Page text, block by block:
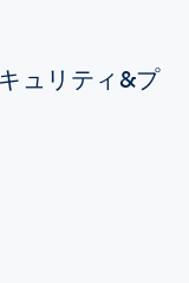
ュリティ&プ